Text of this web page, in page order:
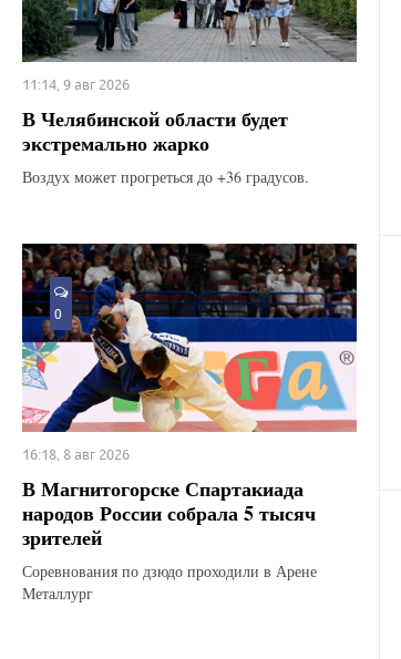
11:14, 9 авг 2026
В Челябинской области будет
экстремально жарко
Воздух может прогреться до +36 градусов.
0
16:18, 8 авг 2026
В Магнитогорске Спартакиада
народов России собрала 5 тысяч
зрителей
Соревнования по дзюдо проходили в Арене
Металлург